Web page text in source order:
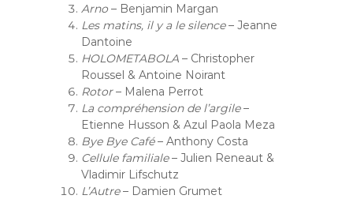
Arno– Benjamin Margan
Les matins, il y a le silence– Jeanne
Dantoine
HOLOMETABOLA – Christopher
Roussel & Antoine Noirant
Rotor– Malena Perrot
La compréhension de l’argile–
Etienne Husson & Azul Paola Meza
Bye Bye Café– Anthony Costa
Cellule familiale– Julien Reneaut &
Vladimir Lifschutz
L’Autre– Damien Grumet